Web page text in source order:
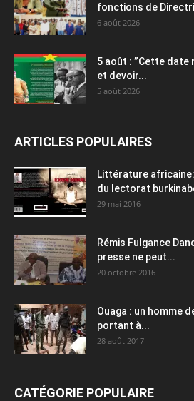
fonctions de
6 août 2026
5 août : ”Cette
et devoir...
5 août 2026
ARTICLES POPULAIRES
Littérature
du lectorat
29 mai 2016
Rémis Fulgance
presse ne peut...
20 octobre 2016
Ouaga : un homme
portant à...
28 août 2017
CATÉGORIE POPULAIRE